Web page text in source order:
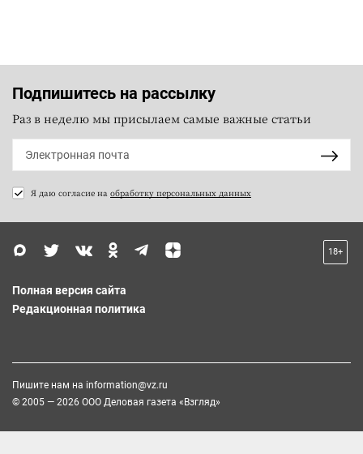
Подпишитесь на рассылку
Раз в неделю мы присылаем самые важные статьи
Я даю согласие на обработку персональных данных
18+
Полная версия сайта
Редакционная политика
Пишите нам на information@vz.ru
© 2005 — 2026 ООО Деловая газета «Взгляд»